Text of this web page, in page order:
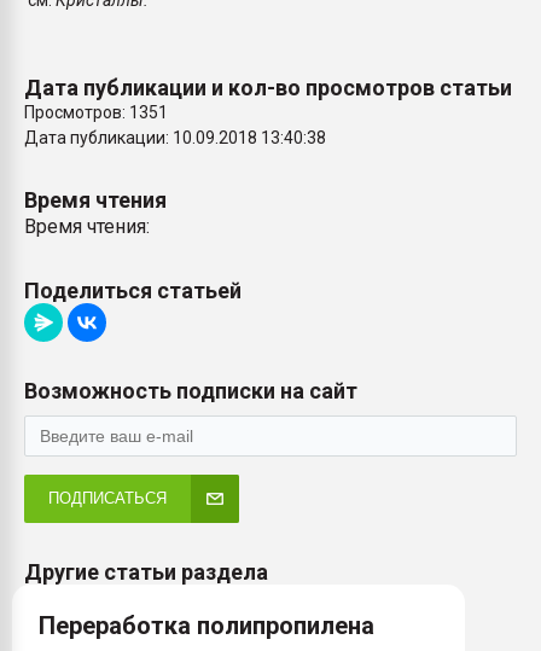
ПЕРЕЙТИ НА
Дата публикации и кол-во просмотров статьи
Просмотров: 1351
Дата публикации: 10.09.2018 13:40:38
Время чтения
Время чтения:
Поделиться статьей
Возможность подписки на сайт
ПОДПИСАТЬСЯ
Другие статьи раздела
Переработка полипропилена